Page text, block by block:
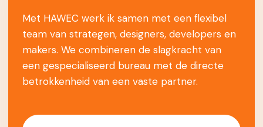
Met HAWEC werk ik samen met een flexibel
team van strategen, designers, developers en
makers. We combineren de slagkracht van
een gespecialiseerd bureau met de directe
betrokkenheid van een vaste partner.